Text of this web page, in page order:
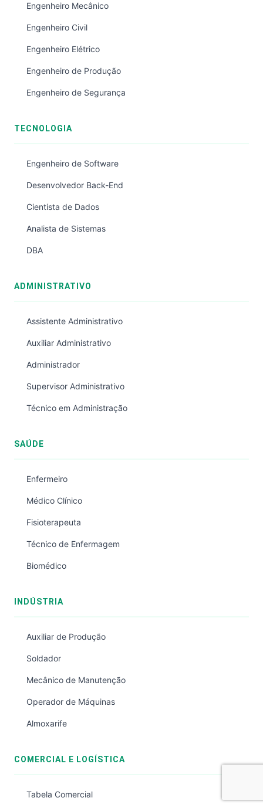
Engenheiro Mecânico
Engenheiro Civil
Engenheiro Elétrico
Engenheiro de Produção
Engenheiro de Segurança
TECNOLOGIA
Engenheiro de Software
Desenvolvedor Back-End
Cientista de Dados
Analista de Sistemas
DBA
ADMINISTRATIVO
Assistente Administrativo
Auxiliar Administrativo
Administrador
Supervisor Administrativo
Técnico em Administração
SAÚDE
Enfermeiro
Médico Clínico
Fisioterapeuta
Técnico de Enfermagem
Biomédico
INDÚSTRIA
Auxiliar de Produção
Soldador
Mecânico de Manutenção
Operador de Máquinas
Almoxarife
COMERCIAL E LOGÍSTICA
Tabela Comercial